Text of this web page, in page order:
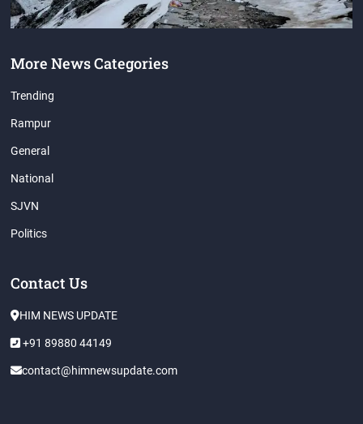
More News Categories
Trending
Rampur
General
National
SJVN
Politics
Contact Us
HIM NEWS UPDATE
+91 89880 44149
contact@himnewsupdate.com